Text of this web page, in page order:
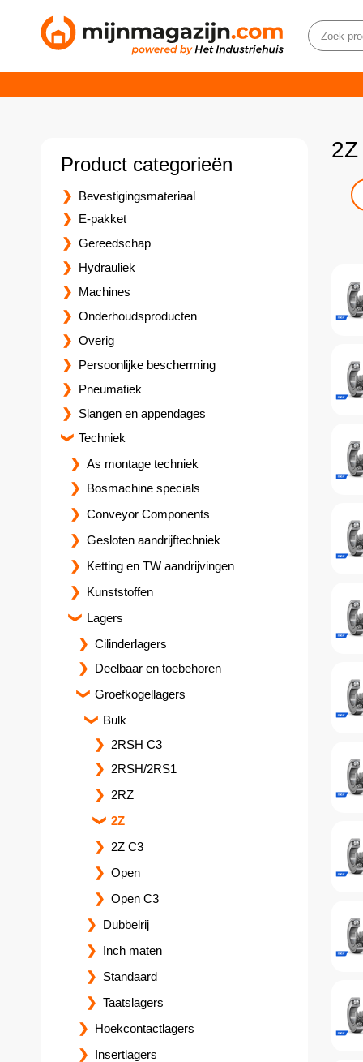
2Z
Product categorieën
Bevestigingsmateriaal
E-pakket
Gereedschap
Hydrauliek
Machines
Onderhoudsproducten
Overig
Persoonlijke bescherming
Pneumatiek
Slangen en appendages
Techniek
As montage techniek
Bosmachine specials
Conveyor Components
Gesloten aandrijftechniek
Ketting en TW aandrijvingen
Kunststoffen
Lagers
Cilinderlagers
Deelbaar en toebehoren
Groefkogellagers
Bulk
2RSH C3
2RSH/2RS1
2RZ
2Z
2Z C3
Open
Open C3
Dubbelrij
Inch maten
Standaard
Taatslagers
Hoekcontactlagers
Insertlagers